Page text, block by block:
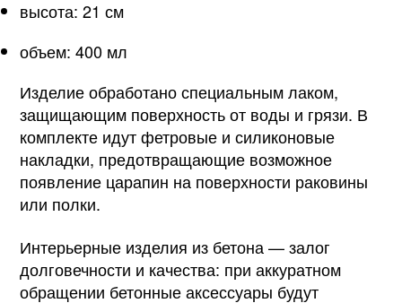
высота: 21 см
объем: 400 мл
Изделие обработано специальным лаком,
защищающим поверхность от воды и грязи. В
комплекте идут фетровые и силиконовые
накладки, предотвращающие возможное
появление царапин на поверхности раковины
или полки.
Интерьерные изделия из бетона — залог
долговечности и качества: при аккуратном
обращении бетонные аксессуары будут